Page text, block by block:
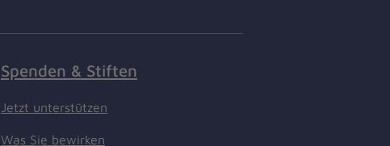
Spenden & Stiften
Jetzt unterstützen
Was Sie bewirken